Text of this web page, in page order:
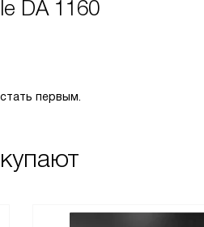
DA 1160
первым.